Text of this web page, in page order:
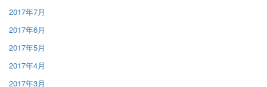
2017年7月
2017年6月
2017年5月
2017年4月
2017年3月